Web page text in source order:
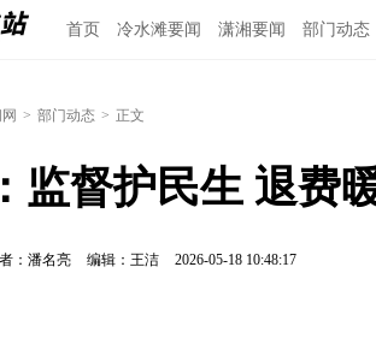
首页 冷水滩要闻 潇湘要闻 部门动态
> 部门动态 > 正文
监督护民生 退费
：潘名亮 编辑：王洁 2026-05-18 10:48:17